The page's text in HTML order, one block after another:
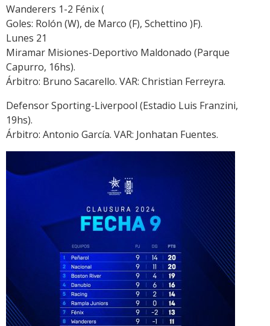
Wanderers 1-2 Fénix (
Goles: Rolón (W), de Marco (F), Schettino )F).
Lunes 21
Miramar Misiones-Deportivo Maldonado (Parque
Capurro, 16hs).
Árbitro: Bruno Sacarello. VAR: Christian Ferreyra.
Defensor Sporting-Liverpool (Estadio Luis Franzini,
19hs).
Árbitro: Antonio García. VAR: Jonhatan Fuentes.